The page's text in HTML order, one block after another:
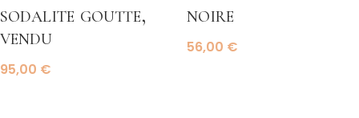
sodalite goutte,
vendu
95,00 €
noire
56,00 €